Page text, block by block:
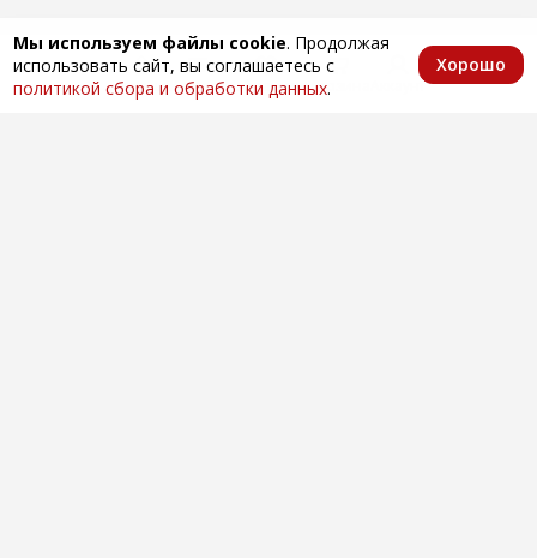
Мы используем файлы cookie. Продолжая
использовать сайт, вы соглашаетесь с
политикой сбора и обработки данных.
Хорошо
Главная КаталогИзбранноеКорзина Аккаунт